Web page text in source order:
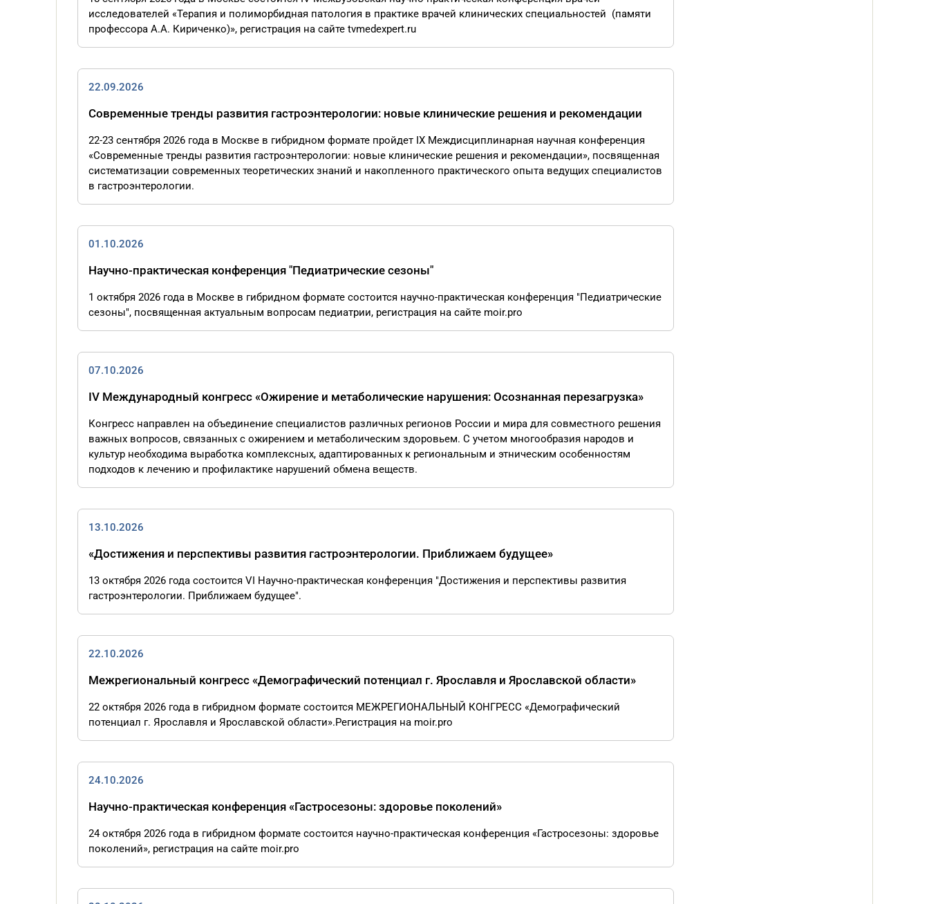
исследователей «Терапия и полиморбидная патология в практике врачей клинических специальностей (памяти
профессора А.А. Кириченко)», регистрация на сайте tvmedexpert.ru
22.09.2026
Современные тренды развития гастроэнтерологии: новые клинические решения и рекомендации
22-23 сентября 2026 года в Москве в гибридном формате пройдет IX Междисциплинарная научная конференция
«Современные тренды развития гастроэнтерологии: новые клинические решения и рекомендации», посвященная
систематизации современных теоретических знаний и накопленного практического опыта ведущих специалистов
в гастроэнтерологии.
01.10.2026
Научно-практическая конференция "Педиатрические сезоны"
1 октября 2026 года в Москве в гибридном формате состоится научно-практическая конференция "Педиатрические
сезоны", посвященная актуальным вопросам педиатрии, регистрация на сайте moir.pro
07.10.2026
IV Международный конгресс «Ожирение и метаболические нарушения: Осознанная перезагрузка»
Конгресс направлен на объединение специалистов различных регионов России и мира для совместного решения
важных вопросов, связанных с ожирением и метаболическим здоровьем. С учетом многообразия народов и
культур необходима выработка комплексных, адаптированных к региональным и этническим особенностям
подходов к лечению и профилактике нарушений обмена веществ.
13.10.2026
«Достижения и перспективы развития гастроэнтерологии. Приближаем будущее»
13 октября 2026 года состоится VI Научно-практическая конференция "Достижения и перспективы развития
гастроэнтерологии. Приближаем будущее".
22.10.2026
Межрегиональный конгресс «Демографический потенциал г. Ярославля и Ярославской области»
22 октября 2026 года в гибридном формате состоится МЕЖРЕГИОНАЛЬНЫЙ КОНГРЕСС «Демографический
потенциал г. Ярославля и Ярославской области».Регистрация на moir.pro
24.10.2026
Научно-практическая конференция «Гастросезоны: здоровье поколений»
24 октября 2026 года в гибридном формате состоится научно-практическая конференция «Гастросезоны: здоровье
поколений», регистрация на сайте moir.pro